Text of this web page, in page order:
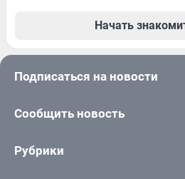
Начать
Подписаться на новости
Сообщить новость
Рубрики